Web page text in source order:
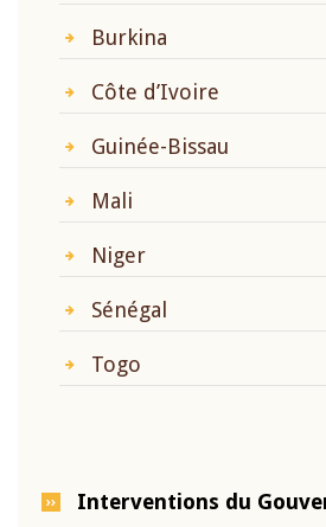
Burkina
Côte d’Ivoire
Guinée-Bissau
Mali
Niger
Sénégal
Togo
Interventions du